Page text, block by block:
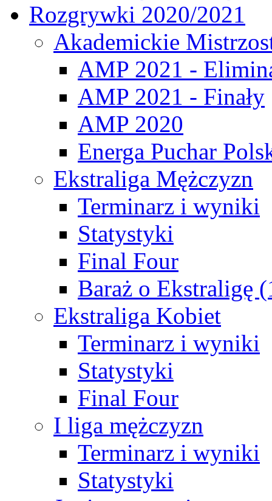
Rozgrywki 2020/2021
Akademickie
AMP 2021 -
AMP 2021 - Finały
AMP 2020
Energa Puchar
Ekstraliga Mężczyzn
Terminarz i wyniki
Statystyki
Final Four
Baraż o Ekstraligę
Ekstraliga Kobiet
Terminarz i wyniki
Statystyki
Final Four
I liga mężczyzn
Terminarz i wyniki
Statystyki